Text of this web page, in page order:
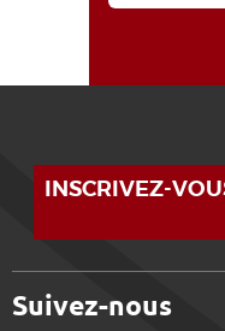
INSCRIVEZ-
Suivez-nous